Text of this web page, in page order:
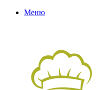
Меню